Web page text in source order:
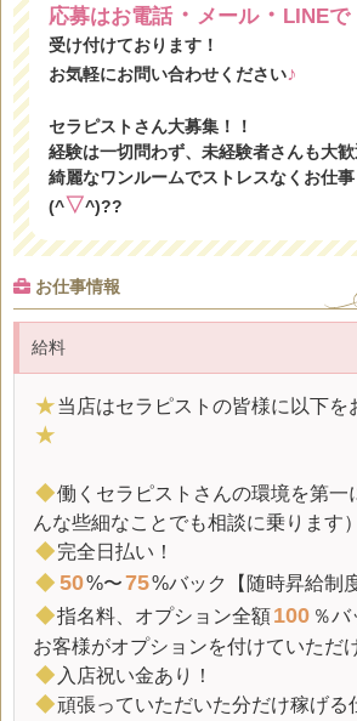
応募はお電話・ メール・ LINEで
受け付けております！
お気軽にお問い合わせください♪
セラピストさん大募集！！
経験は一切問わず、未経験者さんも大歓
綺麗なワンルームでストレスなくお仕
(^▽^)??
お仕事情報
給料
★当店はセラピストの皆様に以下を
★
◆働くセラピストさんの環境を第一
んな些細なことでも相談に乗ります）
◆完全日払い！
◆ 50%〜75%バック【随時昇給制
◆指名料、オプション全額100 ％バ
お客様がオプションを付けていただ
◆ 入店祝い金あり！
◆頑張っていただいた分だけ稼げる